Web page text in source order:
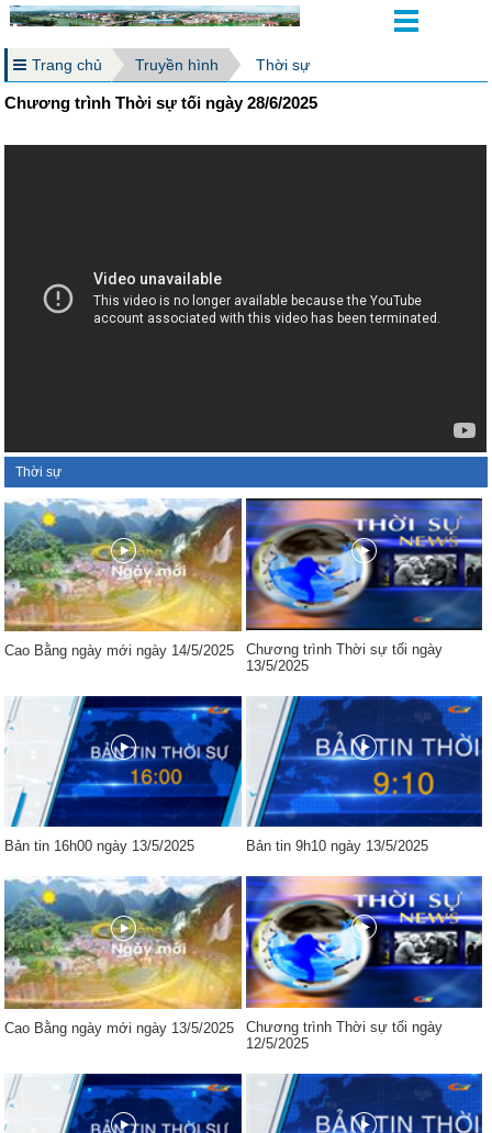
Trang chủ Truyền hình Thời sự
Chương trình Thời sự tối ngày 28/6/2025
Thời sự
Cao Bằng ngày mới ngày 14/5/2025
Chương trình Thời sự tối ngày
13/5/2025
Bản tin 16h00 ngày 13/5/2025 Bản tin 9h10 ngày 13/5/2025
Cao Bằng ngày mới ngày 13/5/2025
Chương trình Thời sự tối ngày
12/5/2025